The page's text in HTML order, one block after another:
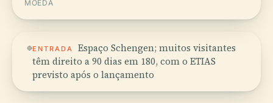
MOEDA
ENTRADA
Espaço Schengen; muitos visitantes
têm direito a 90 dias em 180, com o ETIAS
previsto após o lançamento